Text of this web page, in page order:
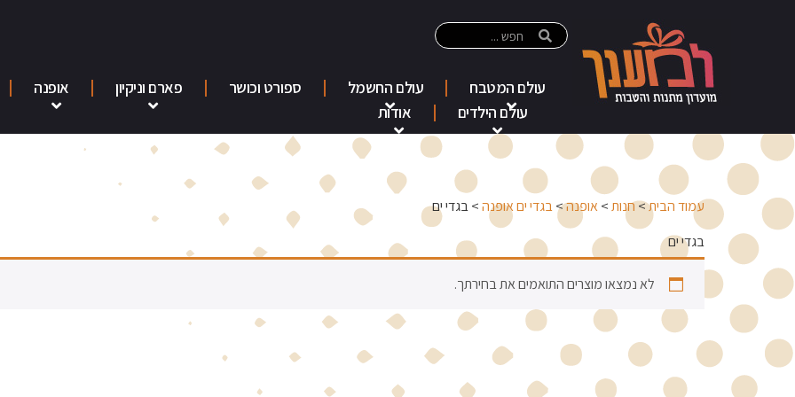
עולם המטבח עולם החשמל ספורט וכושר פארם וניקיון אופנה
עולם הילדים
אודות
עמוד הבית>חנות>אופנה>בגדי ים אופנה> בגדי ים
בגדי ים
לא נמצאו מוצרים התואמים את בחירתך.